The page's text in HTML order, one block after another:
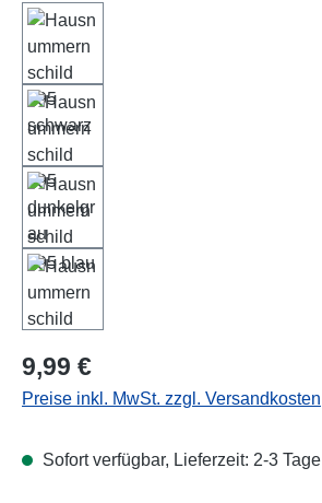
Regulärer Preis:
9,99 €
Preise inkl. MwSt. zzgl. Versandkosten
Sofort verfügbar, Lieferzeit: 2-3 Tage